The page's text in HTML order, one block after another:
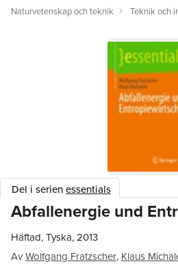
Naturvetenskap och teknik Teknik och
Del i serienessentials
Abfallenergie und
Häftad, Tyska, 2013
AvWolfgang Fratzscher, Klaus